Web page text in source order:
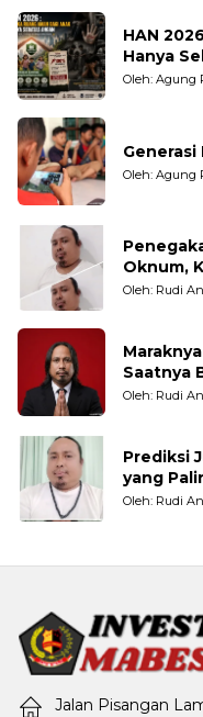
HAN
Hanya
Oleh: Agung
Generasi
Oleh: Agung
Oknum,
Oleh: Rudi
Saatnya
Oleh: Rudi
Prediksi
yang
Oleh: Rudi
Jalan Pisangan